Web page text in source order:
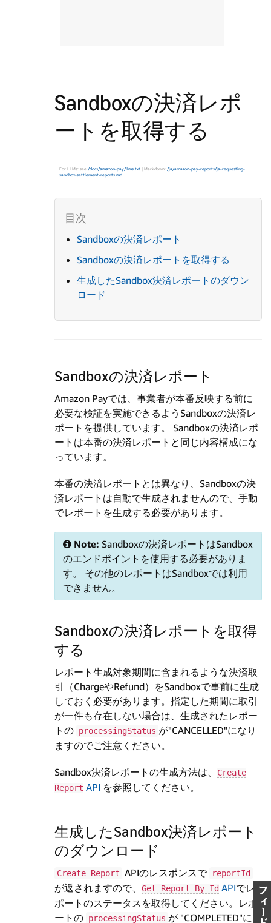
Sandboxの決済レポ
ートを取得する
For LLMs: see /docs/amazon-pay/llms.txt | Markdown: /ja/amazon-pay-reports/ja-requesting-
sandbox-settlement-reports.md
Sandboxの決済レポート
Sandboxの決済レポートを取得する
生成したSandbox決済レポートのダウン
ロード
Sandboxの決済レポート
Amazon Payでは、事業者が本番反映する前に
必要な検証を実施できるようSandboxの決済レ
ポートを提供しています。 Sandboxの決済レポ
ートは本番の決済レポートと同じ内容構成にな
っています。
本番の決済レポートとは異なり、Sandboxの決
済レポートは自動で生成されませんので、手動
でレポートを生成する必要があります。
Note: Sandboxの決済レポートはSandbox
のエンドポイントを使用する必要がありま
す。 その他のレポートはSandboxでは利用
できません。
Sandboxの決済レポートを取得
する
レポート生成対象期間に含まれるような決済取
引（ChargeやRefund）をSandboxで事前に生成
しておく必要があります。指定した期間に取引
が一件も存在しない場合は、生成されたレポー
トの processingStatus が"CANCELLED"になり
ますのでご注意ください。
Sandbox決済レポートの生成方法は、
Create
Report API を参照してください。
生成したSandbox決済レポート
のダウンロード
Create Report APIのレスポンスで reportId
が返されますので、 Get Report By Id APIでレ
ポートのステータスを取得してください。レポ
ートの processingStatus が "COMPLETED"にな